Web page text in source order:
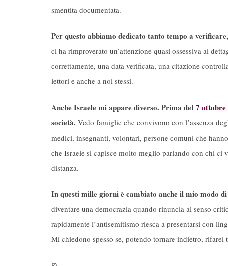
smentita documentata.
Per questo abbiamo dedicato tanto tempo a
ci ha rimproverato un’attenzione quasi ossessiva ai
correttamente, una data verificata, una citazione
lettori e anche a noi stessi.
Anche Israele mi appare diverso. Prima del 7 ottobre
società. Vedo famiglie che convivono con l’assenza
medici, insegnanti, volontari, persone comuni che
che Israele si capisce molto meglio parlando con chi
distanza.
In questi mille giorni è cambiato anche il mio modo
diventare una democrazia quando rinuncia al senso
rapidamente l’antisemitismo riesca a presentarsi con
Mi chiedono spesso se, potendo tornare indietro, rifarei